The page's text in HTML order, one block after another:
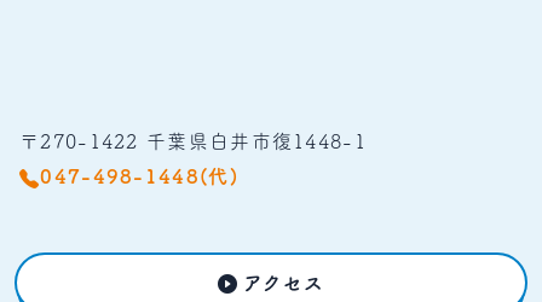
〒270-1422 千葉県白井市復1448-1
047-498-1448(代)
アクセス